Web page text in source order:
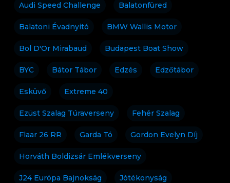
Audi Speed Challenge Balatonfüred
Balatoni Évadnyitó BMW Wallis Motor
Bol D'Or Mirabaud Budapest Boat Show
BYC Bátor Tábor Edzés Edzőtábor
Esküvő Extreme 40
Ezüst Szalag Túraverseny Fehér Szalag
Flaar 26 RR Garda Tó Gordon Evelyn Díj
Horváth Boldizsár Emlékverseny
J24 Európa Bajnokság Jótékonyság